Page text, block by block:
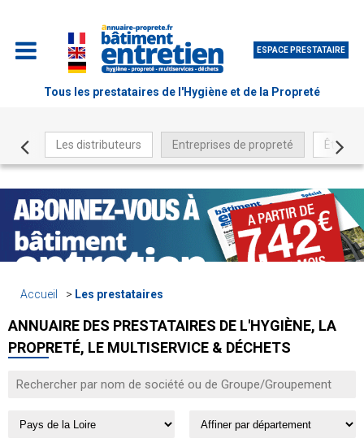
ESPACE PRESTATAIRE
Tous les prestataires de l'Hygiène et de la Propreté
Les distributeurs Entreprises de propreté Être
Accueil Les prestataires
ANNUAIRE DES PRESTATAIRES DE L'HYGIÈNE, LA
PROPRETÉ, LE MULTISERVICE & DÉCHETS